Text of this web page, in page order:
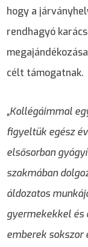
hogy a
rendhagyó
célt támogatnak.
„Kollégáimmal
figyeltük egész
elsősorban
szakmában
áldozatos
gyermekekkel és
emberek sokszor